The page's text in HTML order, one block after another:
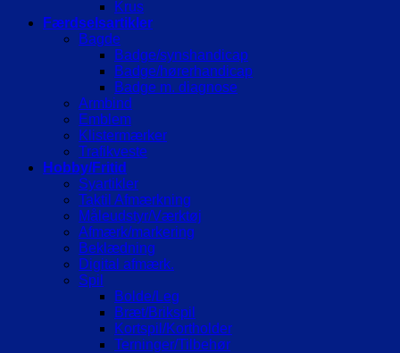
Krus
Færdselsartikler
Bagde
Badge/synshandicap
Badge/hørerhandicap
Badge m. diagnose
Armbind
Emblem
Klistermærker
Trafikveste
Hobby/Fritid
Syartikler
Taktil Afmærkning
Måleudstyr/Værktøj
Afmærk/markering
Beklædning
Digital afmærk.
Spil
Bolde/Leg
Bræt/Brikspil
Kortspil/Kortholder
Terninger/Tilbehør